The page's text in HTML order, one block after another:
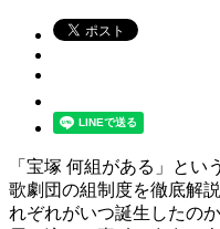
「宝塚 何組がある」と
歌劇団の組制度を徹底解
れぞれがいつ誕生したの